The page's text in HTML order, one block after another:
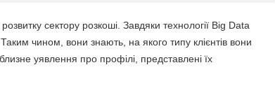
сектору розкоші. Завдяки технології Big Data
Таким чином, вони знають, на якого типу клієнтів вони
уявлення про профілі, представлені їх